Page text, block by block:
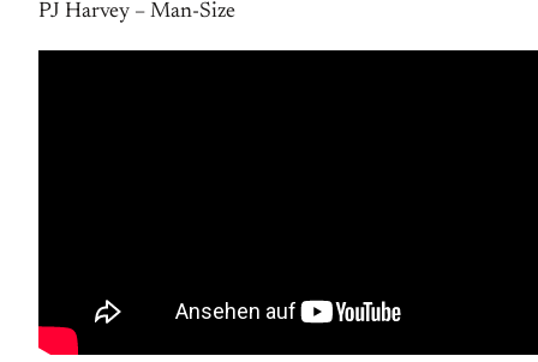
PJ Harvey – Man-Size